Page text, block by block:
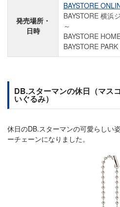
発売場所・
日時
BAYSTORE
BAYSTORE 横浜
～
BAYSTORE
BAYSTORE
DB.スターマンの休日（マス
いぐるみ）
休日のDB.スターマンの可愛らしい
ーチェーンになりました。